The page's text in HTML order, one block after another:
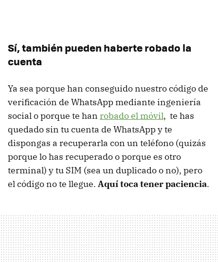
Sí, también pueden haberte robado la
cuenta
Ya sea porque han conseguido nuestro código de
verificación de WhatsApp mediante ingeniería
social o porque te han robado el móvil, te has
quedado sin tu cuenta de WhatsApp y te
dispongas a recuperarla con un teléfono (quizás
porque lo has recuperado o porque es otro
terminal) y tu SIM (sea un duplicado o no), pero
el código no te llegue. Aquí toca tener paciencia.